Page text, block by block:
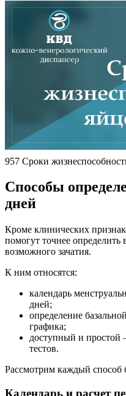
957 Сроки
Способы
дней
Кроме клинических
помогут точнее определить
возможного зачатия.
К ним относятся:
календарь
дней;
определение
графика;
доступный и простой
тестов.
Рассмотрим каждый способ
Календарь и расчет